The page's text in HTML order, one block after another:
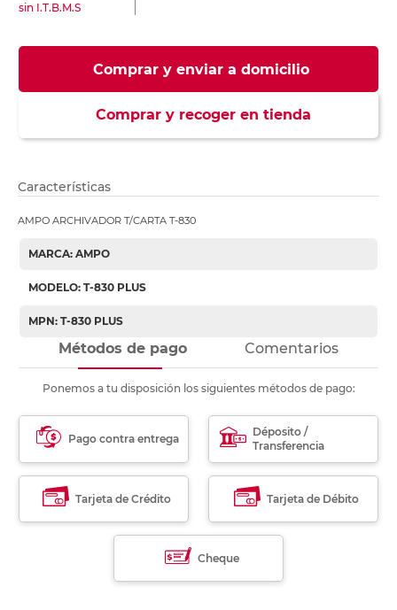
sin I.T.B.M.S
Comprar y enviar a domicilio
Comprar y recoger en tienda
Características
AMPO ARCHIVADOR T/CARTA T-830
MARCA: AMPO
MODELO: T-830 PLUS
MPN: T-830 PLUS
Métodos de pago Comentarios
Ponemos a tu disposición los siguientes métodos de pago:
Pago contra entrega
Déposito /
Transferencia
Tarjeta de Crédito Tarjeta de Débito
Cheque